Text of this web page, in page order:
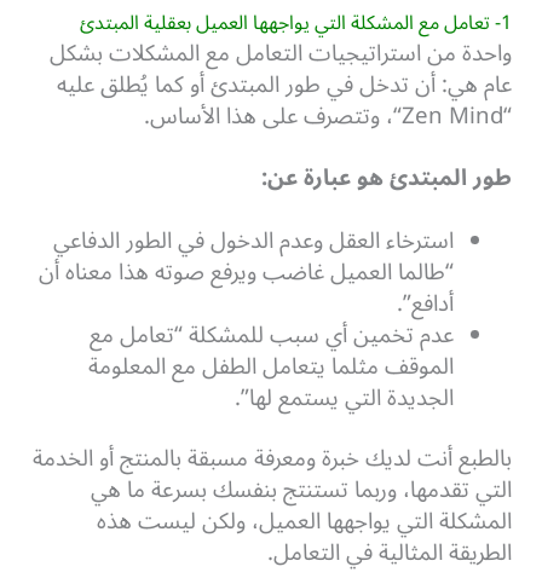
1- تعامل مع المشكلة التي يواجهها العميل بعقلية المبتدئ
واحدة من استراتيجيات التعامل مع المشكلات بشكل
عام هي: أن تدخل في طور المبتدئ أو كما يُطلق عليه
“
Zen Mind“، وتتصرف على هذا الأساس.
طور المبتدئ هو عبارة عن:
استرخاء العقل وعدم الدخول في الطور الدفاعي
“طالما العميل غاضب ويرفع صوته هذا معناه أن
أدافع”.
عدم تخمين أي سبب للمشكلة “تعامل مع
الموقف مثلما يتعامل الطفل مع المعلومة
الجديدة التي يستمع لها”.
بالطبع أنت لديك خبرة ومعرفة مسبقة بالمنتج أو الخدمة
التي تقدمها، وربما تستنتج بنفسك بسرعة ما هي
المشكلة التي يواجهها العميل، ولكن ليست هذه
الطريقة المثالية في التعامل.